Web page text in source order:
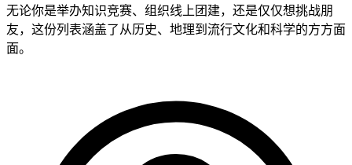
无论你是举办知识竞赛、组织线上团建，还是仅仅想挑战朋
友，这份列表涵盖了从历史、地理到流行文化和科学的方方面
面。